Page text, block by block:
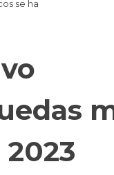
se ha
2023